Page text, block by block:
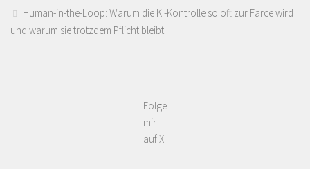
Human-in-the-Loop: Warum die KI-Kontrolle so oft zur Farce wird
und warum sie trotzdem Pflicht bleibt
Folge
mir
auf X!